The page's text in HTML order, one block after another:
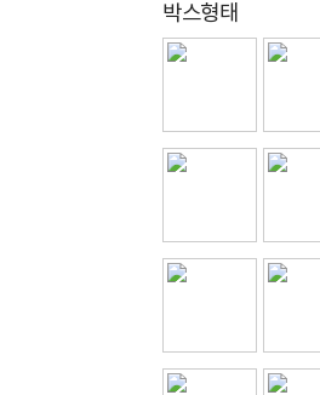
박스형태